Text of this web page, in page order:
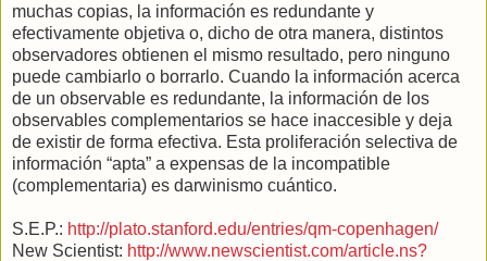
muchas copias, la información es redundante y
efectivamente objetiva o, dicho de otra manera, distintos
observadores obtienen el mismo resultado, pero ninguno
puede cambiarlo o borrarlo. Cuando la información acerca
de un observable es redundante, la información de los
observables complementarios se hace inaccesible y deja
de existir de forma efectiva. Esta proliferación selectiva de
información “apta” a expensas de la incompatible
(complementaria) es darwinismo cuántico.
S.E.P.: http://plato.stanford.edu/entries/qm-copenhagen/
New Scientist: http://www.newscientist.com/article.ns?